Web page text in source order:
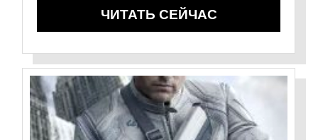
ЧИТАТЬ СЕЙЧАС